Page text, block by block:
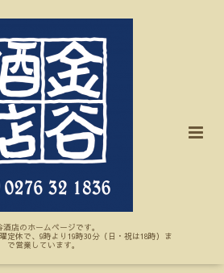
酒店のホームページです。
定休で、9時より19時30分（日・祝は18時）ま
で営業しています。